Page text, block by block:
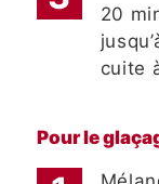
20
cuite
Pour le